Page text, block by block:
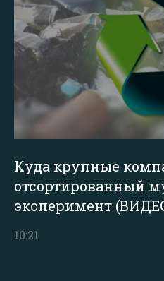
Куда крупные
отсортированный
эксперимент
10:21